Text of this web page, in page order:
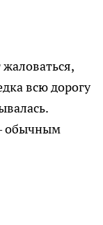
всю дорогу
обычным